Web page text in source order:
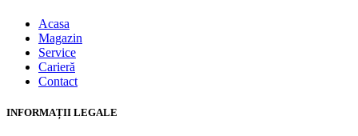
Acasa
Magazin
Service
Carieră
Contact
INFORMAȚII LEGALE